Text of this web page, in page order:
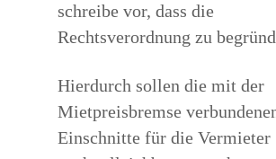
schreibe vor, dass die
Rechtsverordnung zu
Hierdurch sollen die mit der
Mietpreisbremse
Einschnitte für die Vermieter